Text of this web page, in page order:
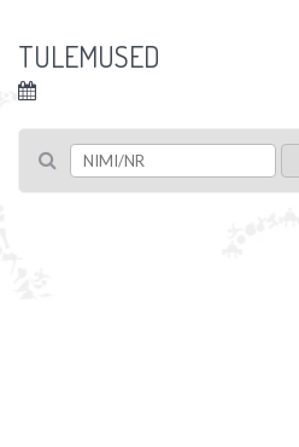
TULEMUSED